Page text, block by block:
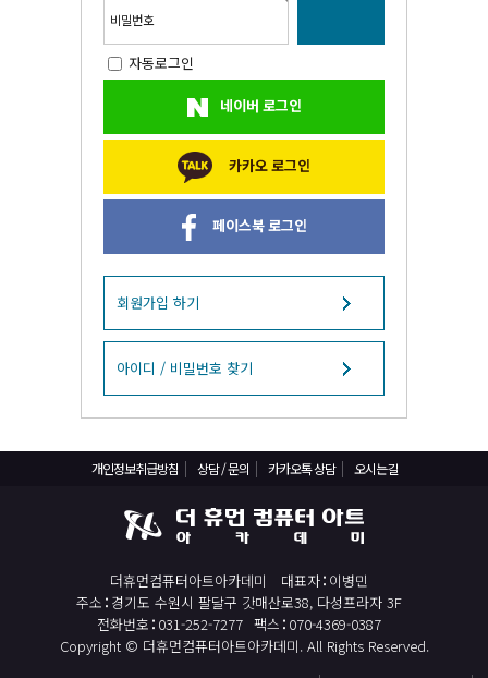
비밀번호
자동로그인
네이버 로그인
카카오 로그인
페이스북 로그인
회원가입 하기
아이디 / 비밀번호 찾기
개인정보취급방침 상담 / 문의 카카오톡 상담 오시는길
더휴먼컴퓨터아트아카데미 대표자 이병민
주소 경기도 수원시 팔달구 갓매산로38, 다성프라자 3F
전화번호 031-252-7277 팩스 070-4369-0387
Copyright © 더휴먼컴퓨터아트아카데미. All Rights Reserved.
국비지원 무료교육
BIM 건축설계 및 실내건축설계(캐드(CAD),맥스(MAX),레빗(REVIT))실무자 양성과정
React, Veu 프레임워크 기반 프론트엔드 개발 양성 지원
반응형/웹퍼블리셔/프론트엔드 웹개발자(웹디자인)
자바(Java)기반 JSP/스프링 웹개발자(정보처리산업기사)(과정평가형)
디지털컨버전스 자바(JAVA)개발자(전자정부 프레임워크/SPRING)
전산세무회계 자격취득과정[전산회계1급/전산세무2급/FAT1급/TAT2급]
컴퓨터활용능력2급(필기+실기) 및 ITQ자격증 취득(한글,엑셀,파워포인트)
직업상담사 2급 (필기+실기) 자격증 취득과정
일러스트 자격증 취득과정(GTQi 1급)
전산회계 1급 / FAT 1급 자격증 취득과정
전산세무 2급 / TAT 2급 자격증 취득과정